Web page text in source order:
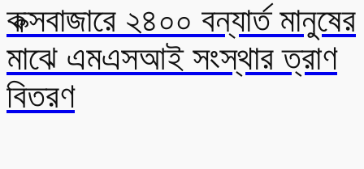
কক্সবাজারে ২৪০০ বন্যার্ত মানুষের
মাঝে এমএসআই সংস্থার ত্রাণ
বিতরণ